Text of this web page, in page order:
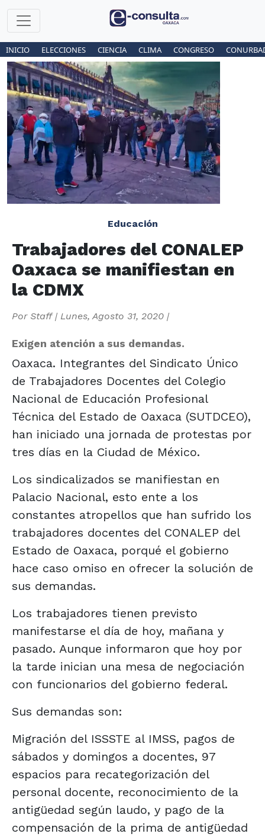
INICIO ELECCIONES CIENCIA CLIMA CONGRESO
Educación
Trabajadores del CONALEP
Oaxaca se manifiestan en
la CDMX
Por Staff| Lunes, Agosto 31, 2020 |
Exigen atención a sus demandas.
Oaxaca. Integrantes del Sindicato Único
de Trabajadores Docentes del Colegio
Nacional de Educación Profesional
Técnica del Estado de Oaxaca (SUTDCEO),
han iniciado una jornada de protestas por
tres días en la Ciudad de México.
Los sindicalizados se manifiestan en
Palacio Nacional, esto ente a los
constantes atropellos que han sufrido los
trabajadores docentes del CONALEP del
Estado de Oaxaca, porqué el gobierno
hace caso omiso en ofrecer la solución de
sus demandas.
Los trabajadores tienen previsto
manifestarse el día de hoy, mañana y
pasado. Aunque informaron que hoy por
la tarde inician una mesa de negociación
con funcionarios del gobierno federal.
Sus demandas son:
Migración del ISSSTE al IMSS, pagos de
sábados y domingos a docentes, 97
espacios para recategorización del
personal docente, reconocimiento de la
antigüedad según laudo, y pago de la
compensación de la prima de antigüedad